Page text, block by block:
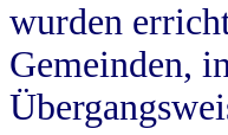
wurden
Gemeinden,